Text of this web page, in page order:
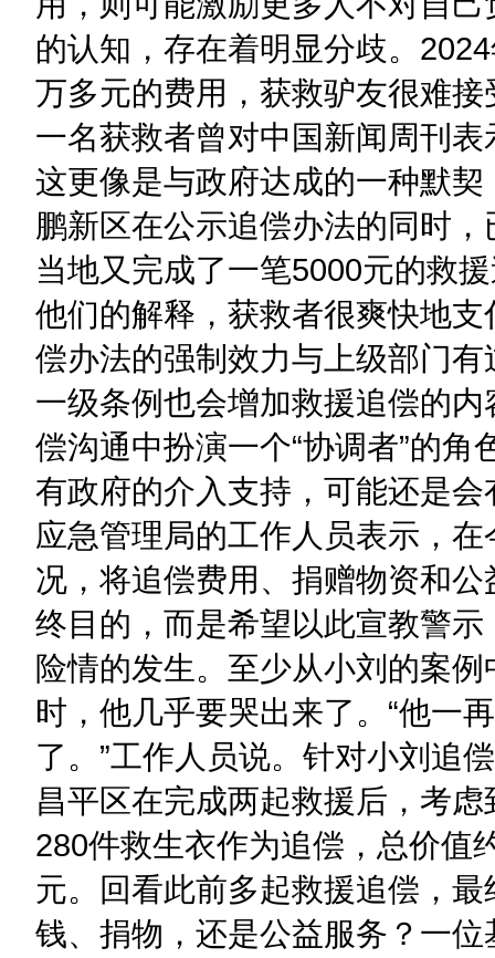
的认知，存在着明显分歧。
万多元的费用，获救驴友很难
一名获救者曾对中国新闻周刊
这更像是与政府达成的一种默
鹏新区在公示追偿办法的同时
当地又完成了一笔5000元的救
他们的解释，获救者很爽快地
偿办法的强制效力与上级部门
一级条例也会增加救援追偿的
偿沟通中扮演一个“协调者”的
有政府的介入支持，可能还是
应急管理局的工作人员表示，
况，将追偿费用、捐赠物资和
终目的，而是希望以此宣教警
险情的发生。至少从小刘的案
时，他几乎要哭出来了。“他一
了。”工作人员说。针对小刘追
昌平区在完成两起救援后，考
280件救生衣作为追偿，总价值
元。回看此前多起救援追偿，
钱、捐物，还是公益服务？一